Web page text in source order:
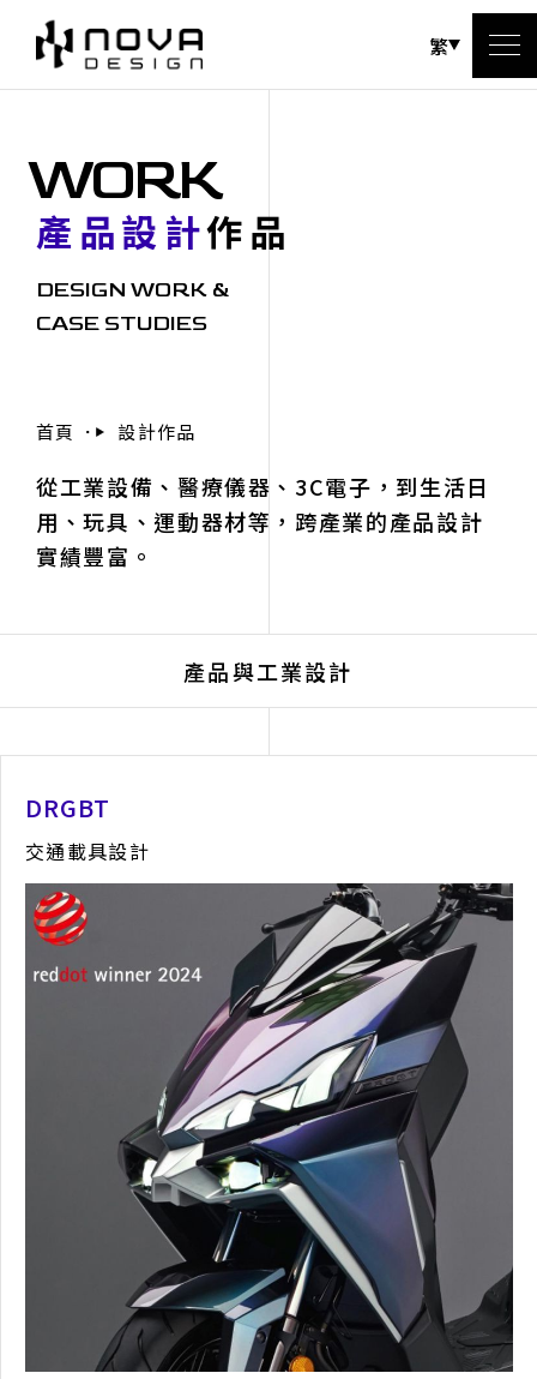
繁
WORK
產品設計作品
DESIGN WORK &
CASE STUDIES
首頁 設計作品
從工業設備、醫療儀器、3C電子，到生活日
用、玩具、運動器材等，跨產業的產品設計
實績豐富。
產品與工業設計
撓定氣場淨化裝置
健康電子產品設計
3D建模 3D渲染 報獎代辦
DRGBT
交通載具設計